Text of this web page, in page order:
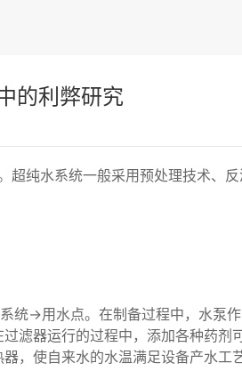
的利弊研究
纯水系统一般采用预处理技术、
→用水点。在制备过程中，水泵
滤器运行的过程中，添加各种药剂
，使自来水的水温满足设备产水工